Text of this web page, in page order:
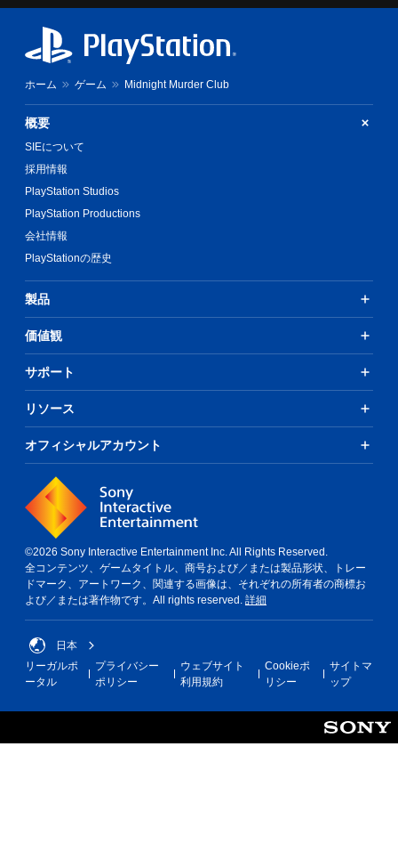
ホーム ゲーム Midnight Murder Club
概要
SIEについて
採用情報
PlayStation Studios
PlayStation Productions
会社情報
PlayStationの歴史
製品
価値観
サポート
リソース
オフィシャルアカウント
©2026 Sony Interactive Entertainment Inc. All Rights Reserved.
全コンテンツ、ゲームタイトル、商号および／または製品形状、トレー
ドマーク、アートワーク、関連する画像は、それぞれの所有者の商標お
よび／または著作物です。All rights reserved. 詳細
日本
リーガルポ
ータル
プライバシー
ポリシー
ウェブサイト
利用規約
Cookieポ
リシー
サイトマ
ップ